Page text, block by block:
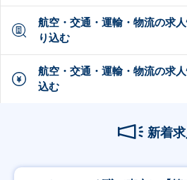
航空・交通・運輸・物流の求
り込む
航空・交通・運輸・物流の求
込む
新着